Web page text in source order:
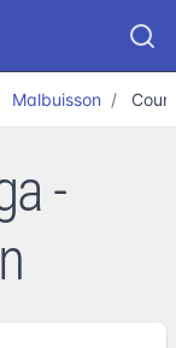
Malbuisson
-